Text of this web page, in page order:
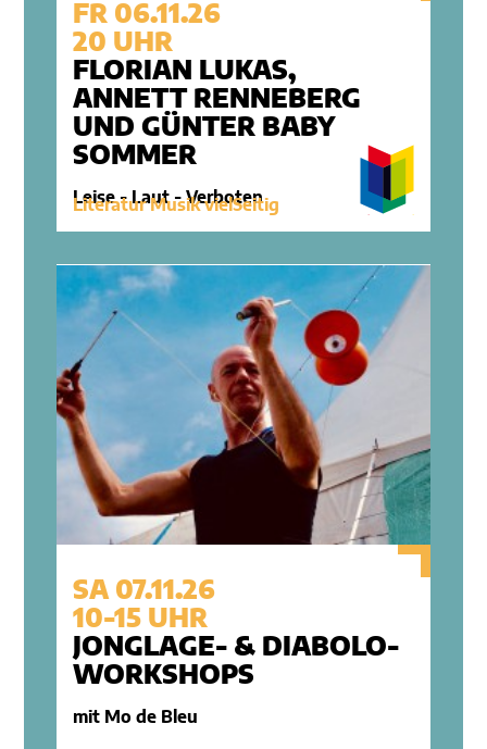
FR 06.11.26
20 UHR
FLORIAN LUKAS,
ANNETT RENNEBERG
UND GÜNTER BABY
SOMMER
Leise - Laut - Verboten
Literatur Musik vielSeitig
SA 07.11.26
10-15 UHR
JONGLAGE- & DIABOLO-
WORKSHOPS
mit Mo de Bleu